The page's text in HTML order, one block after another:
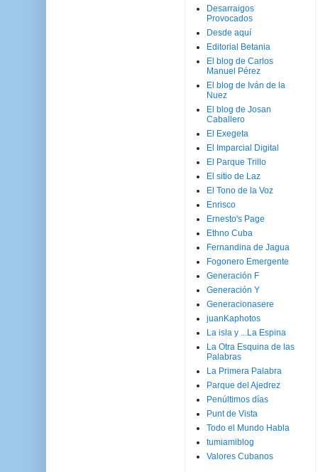
Desarraigos
Provocados
Desde aquí
Editorial Betania
El blog de Carlos
Manuel Pérez
El blog de Iván de la
Nuez
El blog de Josan
Caballero
El Exegeta
El Imparcial Digital
El Parque Trillo
El sitio de Laz
El Tono de la Voz
Enrisco
Ernesto's Page
Ethno Cuba
Fernandina de Jagua
Fogonero Emergente
Generación F
Generación Y
Generacionasere
juanKaphotos
La isla y ...La Espina
La Otra Esquina de las
Palabras
La Primera Palabra
Parque del Ajedrez
Penúltimos días
Punt de Vista
Todo el Mundo Habla
tumiamiblog
Valores Cubanos